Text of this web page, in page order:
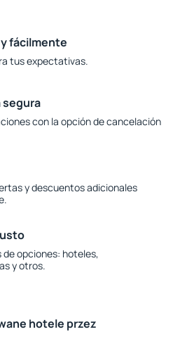
fácilmente
tus expectativas.
segura
con la opción de cancelación
y descuentos adicionales
de opciones: hoteles,
y otros.
hotele przez